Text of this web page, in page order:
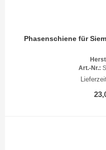
Phasenschiene für
Art.-Nr.: